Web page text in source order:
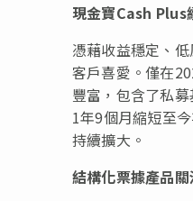
現金寶Cash Plus
憑藉收益穩定、
客戶喜愛。僅在
豐富，包含了私
1年9個月縮短至
持續擴大。
結構化票據產品關